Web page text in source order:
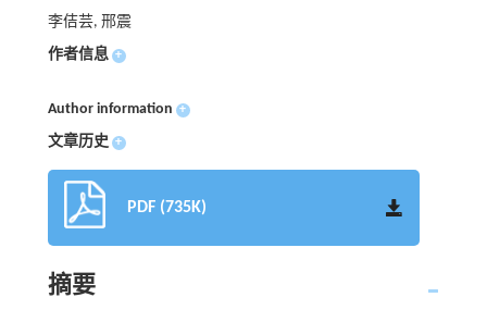
李佶芸, 邢震
作者信息 +
Author information +
文章历史 +
PDF (735K)
摘要